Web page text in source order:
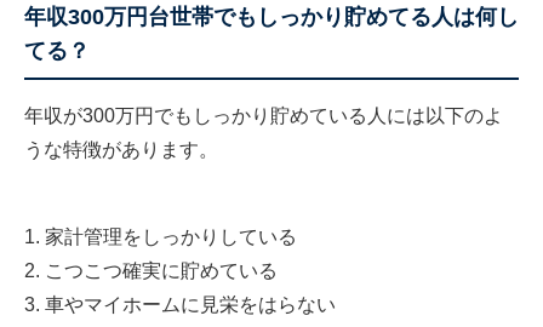
年収300万円台世帯でもしっかり貯めてる人は何し
てる？
年収が300万円でもしっかり貯めている人には以下のよ
うな特徴があります。
1. 家計管理をしっかりしている
2. こつこつ確実に貯めている
3. 車やマイホームに見栄をはらない